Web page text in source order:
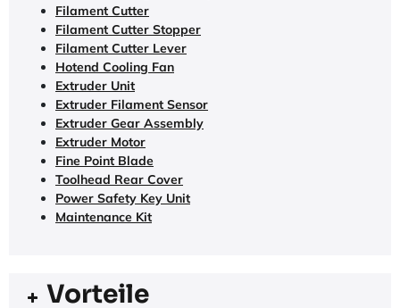
Filament Cutter
Filament Cutter Stopper
Filament Cutter Lever
Hotend Cooling Fan
Extruder Unit
Extruder Filament Sensor
Extruder Gear Assembly
Extruder Motor
Fine Point Blade
Toolhead Rear Cover
Power Safety Key Unit
Maintenance Kit
Vorteile